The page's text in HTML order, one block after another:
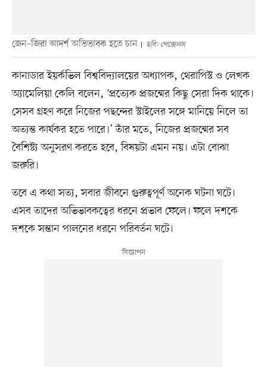
জেন–জিরা আদর্শ অভিভাবক হতে চান ছবি: পেক্সেলস
কানাডার ইয়র্কভিল বিশ্ববিদ্যালয়ের অধ্যাপক, থেরাপিস্ট ও লেখক
অ্যামেলিয়া কেলি বলেন, ‘প্রত্যেক প্রজন্মের কিছু সেরা দিক থাকে।
সেসব গ্রহণ করে নিজের পছন্দের স্টাইলের সঙ্গে মানিয়ে নিলে তা
অত্যন্ত কার্যকর হতে পারে।’ তাঁর মতে, নিজের প্রজন্মের সব
বৈশিষ্ট্য অনুসরণ করতে হবে, বিষয়টা এমন নয়। এটা বোঝা
জরুরি।
তবে এ কথা সত্য, সবার জীবনে গুরুত্বপূর্ণ অনেক ঘটনা ঘটে।
এসব তাদের অভিভাবকত্বের ধরনে প্রভাব ফেলে। ফলে দশকে
দশকে সন্তান পালনের ধরনে পরিবর্তন ঘটে।